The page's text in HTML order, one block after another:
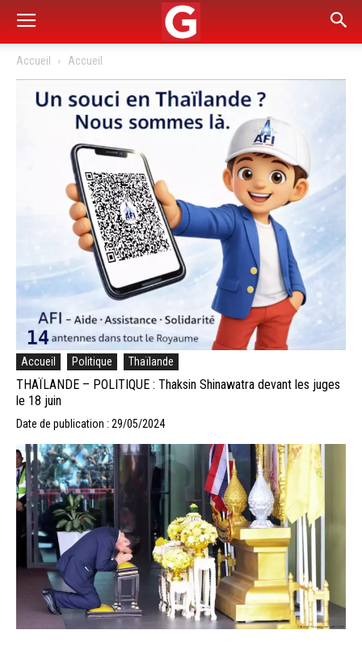
Accueil Accueil
Accueil Politique Thaïlande
THAÏLANDE – POLITIQUE : Thaksin Shinawatra devant les juges
le 18 juin
Date de publication : 29/05/2024